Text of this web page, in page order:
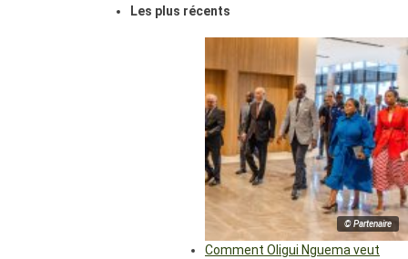
Les plus récents
© Partenaire
Comment Oligui Nguema veut